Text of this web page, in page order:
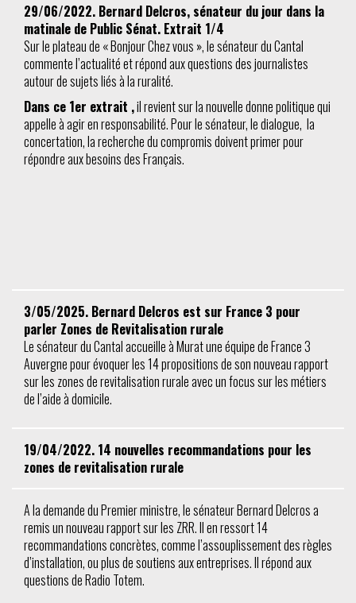
29/06/2022. Bernard Delcros, sénateur du jour dans la
matinale de Public Sénat. Extrait 1/4
Sur le plateau de « Bonjour Chez vous », le sénateur du Cantal
commente l’actualité et répond aux questions des journalistes
autour de sujets liés à la ruralité.
Dans ce 1er extrait ,il revient sur la nouvelle donne politique qui
appelle à agir en responsabilité. Pour le sénateur, le dialogue, la
concertation, la recherche du compromis doivent primer pour
répondre aux besoins des Français.
3/05/2025. Bernard Delcros est sur France 3 pour
parler Zones de Revitalisation rurale
Le sénateur du Cantal accueille à Murat une équipe de France 3
Auvergne pour évoquer les 14 propositions de son nouveau rapport
sur les zones de revitalisation rurale avec un focus sur les métiers
de l’aide à domicile.
19/04/2022. 14 nouvelles recommandations pour les
zones de revitalisation rurale
A la demande du Premier ministre, le sénateur Bernard Delcros a
remis un nouveau rapport sur les ZRR. Il en ressort 14
recommandations concrètes, comme l’assouplissement des règles
d’installation, ou plus de soutiens aux entreprises. Il répond aux
questions de Radio Totem.